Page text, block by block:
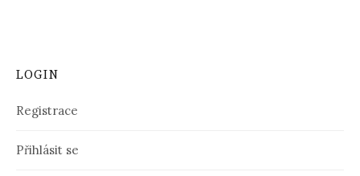
LOGIN
Registrace
Přihlásit se